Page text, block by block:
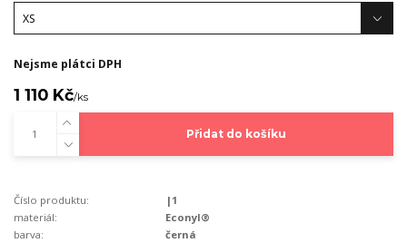
Nejsme plátci DPH
1 110 Kč/ks
Přidat do košíku
Číslo produktu:
|1
materiál:
Econyl®
barva:
černá